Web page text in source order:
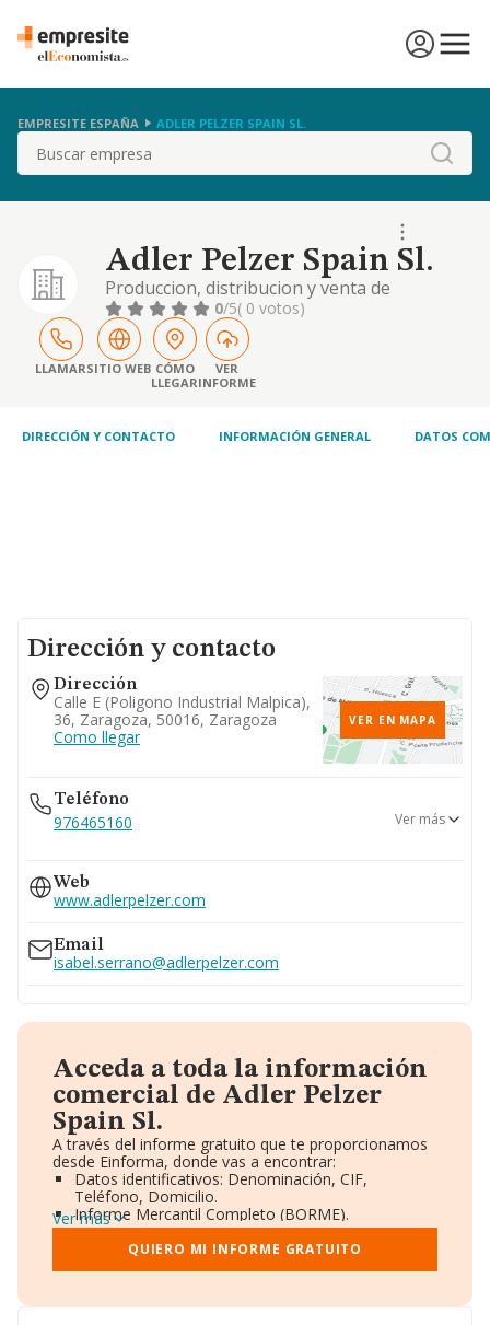
EMPRESITE ESPAÑA ADLER PELZER SPAIN SL.
Buscar
Adler Pelzer Spain Sl.
Produccion, distribucion y venta de
conjuntos y componentes de piezas textiles
y de insonorizacion del interior del
automovil
0/5( 0 votos)
LLAMARSITIO WEB CÓMO
LLEGAR
VER
INFORME
DIRECCIÓN Y CONTACTO INFORMACIÓN GENERAL DATOS
Dirección y contacto
Dirección
Calle E (poligono Industrial Malpica),
36, Zaragoza, 50016, Zaragoza
Como llegar
VER EN MAPA
Teléfono
976465160
976465168
983600075
661...
Ver más
Web
www.adlerpelzer.com
Email
isabel.serrano@adlerpelzer.com
Acceda a toda la información
comercial de Adler Pelzer
Spain Sl.
A través del informe gratuito que te proporcionamos
desde Einforma, donde vas a encontrar:
Datos identificativos: Denominación, CIF,
Teléfono, Domicilio.
Informe Mercantil Completo (BORME).
Gráficos de Evolución Ventas y Empleados.
Consejo de Administración y Administradores.
Directivos y Ejecutivos.
Ver más
QUIERO MI INFORME GRATUITO